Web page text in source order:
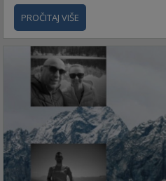
PROČITAJ VIŠE